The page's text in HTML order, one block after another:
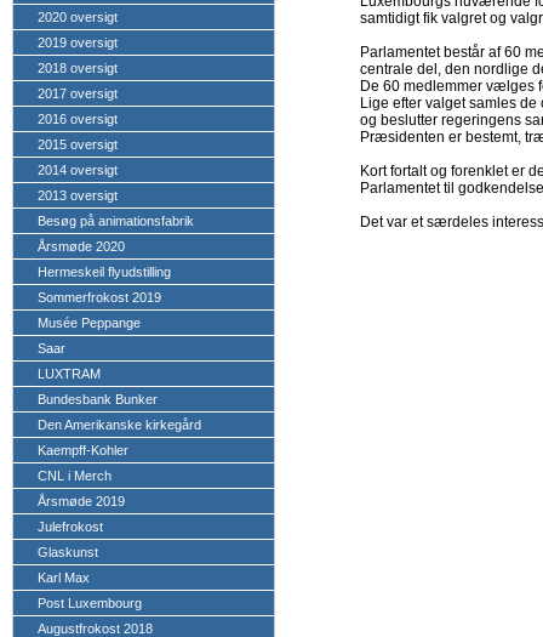
2020 oversigt
2019 oversigt
2018 oversigt
2017 oversigt
2016 oversigt
2015 oversigt
2014 oversigt
2013 oversigt
Besøg på animationsfabrik
Årsmøde 2020
Hermeskeil flyudstilling
Sommerfrokost 2019
Musée Peppange
Saar
LUXTRAM
Bundesbank Bunker
Den Amerikanske kirkegård
Kaempff-Kohler
CNL i Merch
Årsmøde 2019
Julefrokost
Glaskunst
Karl Max
Post Luxembourg
Augustfrokost 2018
samtidigt fik valgret og
Parlamentet består af 60
centrale del, den nordlige
De 60 medlemmer vælges
Lige efter valget samles
og beslutter regeringens
Præsidenten er bestemt,
Kort fortalt og forenklet er
Parlamentet til
Det var et særdeles